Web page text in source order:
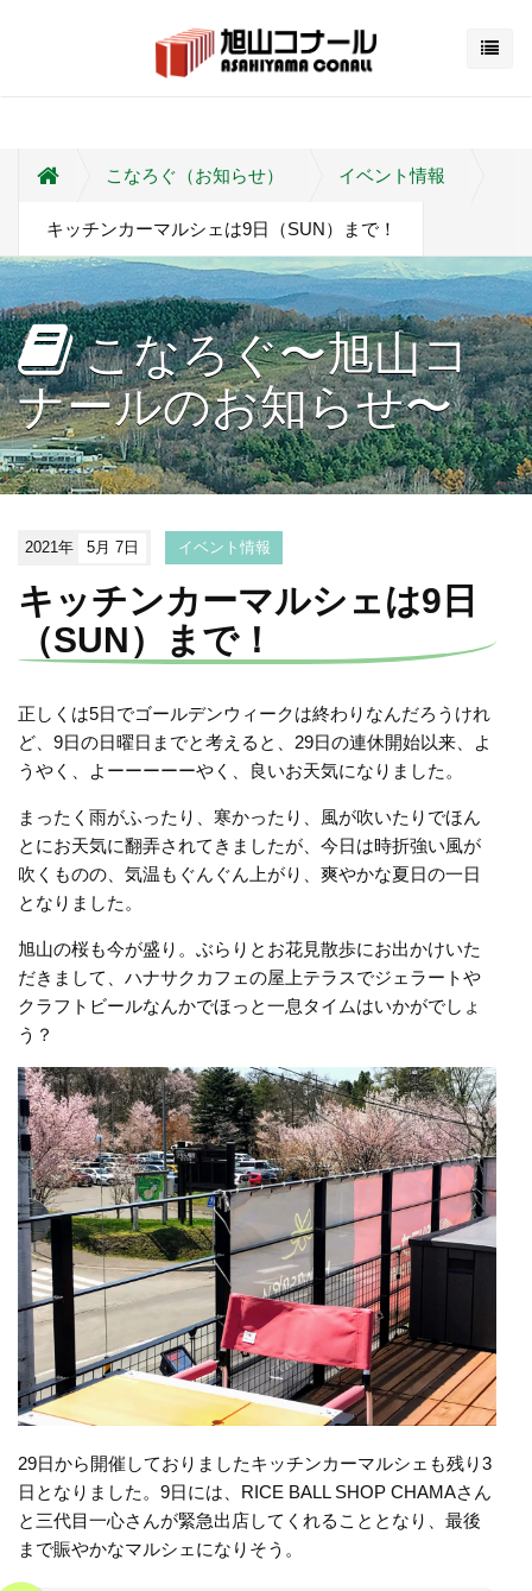
こなろぐ（お知らせ） イベント情報
キッチンカーマルシェは9日（SUN）まで！
こなろぐ〜旭山コ
ナールのお知らせ〜
2021年 5月 7日 イベント情報
キッチンカーマルシェは9日
（SUN）まで！
正しくは5日でゴールデンウィークは終わりなんだろうけれ
ど、9日の日曜日までと考えると、29日の連休開始以来、よ
うやく、よーーーーーやく、良いお天気になりました。
まったく雨がふったり、寒かったり、風が吹いたりでほん
とにお天気に翻弄されてきましたが、今日は時折強い風が
吹くものの、気温もぐんぐん上がり、爽やかな夏日の一日
となりました。
旭山の桜も今が盛り。ぶらりとお花見散歩にお出かけいた
だきまして、ハナサクカフェの屋上テラスでジェラートや
クラフトビールなんかでほっと一息タイムはいかがでしょ
う？
29日から開催しておりましたキッチンカーマルシェも残り3
日となりました。9日には、
RICE BALL SHOP CHAMAさん
と三代目一心さんが緊急出店してくれることとなり、最後
まで賑やかなマルシェになりそう。